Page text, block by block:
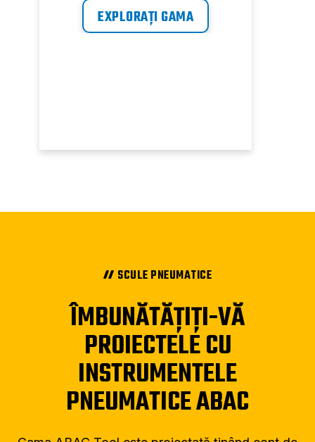
aer la cerere, oricând aveți
nevoie de el.
EXPLORAȚI GAMA
SCULE PNEUMATICE
ÎMBUNĂTĂȚIȚI-VĂ
PROIECTELE CU
INSTRUMENTELE
PNEUMATICE ABAC